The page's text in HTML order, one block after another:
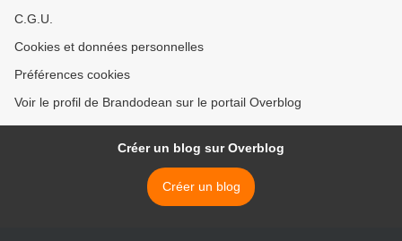
C.G.U.
Cookies et données personnelles
Préférences cookies
Voir le profil de Brandodean sur le portail Overblog
Créer un blog sur Overblog
Créer un blog